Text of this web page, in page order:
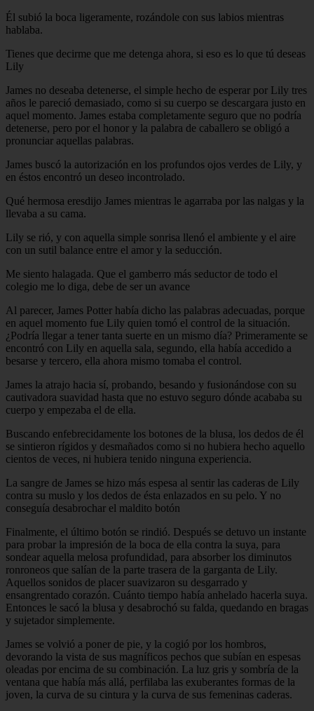
Él subió la boca ligeramente, rozándole con sus labios mientras
hablaba.
Tienes que decirme que me detenga ahora, si eso es lo que tú deseas
Lily
James no deseaba detenerse, el simple hecho de esperar por Lily tres
años le pareció demasiado, como si su cuerpo se descargara justo en
aquel momento. James estaba completamente seguro que no podría
detenerse, pero por el honor y la palabra de caballero se obligó a
pronunciar aquellas palabras.
James buscó la autorización en los profundos ojos verdes de Lily, y
en éstos encontró un deseo incontrolado.
Qué hermosa eresdijo James mientras le agarraba por las nalgas y la
llevaba a su cama.
Lily se rió, y con aquella simple sonrisa llenó el ambiente y el aire
con un sutil balance entre el amor y la seducción.
Me siento halagada. Que el gamberro más seductor de todo el
colegio me lo diga, debe de ser un avance
Al parecer, James Potter había dicho las palabras adecuadas, porque
en aquel momento fue Lily quien tomó el control de la situación.
¿Podría llegar a tener tanta suerte en un mismo día? Primeramente se
encontró con Lily en aquella sala, segundo, ella había accedido a
besarse y tercero, ella ahora mismo tomaba el control.
James la atrajo hacia sí, probando, besando y fusionándose con su
cautivadora suavidad hasta que no estuvo seguro dónde acababa su
cuerpo y empezaba el de ella.
Buscando enfebrecidamente los botones de la blusa, los dedos de él
se sintieron rígidos y desmañados como si no hubiera hecho aquello
cientos de veces, ni hubiera tenido ninguna experiencia.
La sangre de James se hizo más espesa al sentir las caderas de Lily
contra su muslo y los dedos de ésta enlazados en su pelo. Y no
conseguía desabrochar el maldito botón
Finalmente, el último botón se rindió. Después se detuvo un instante
para probar la impresión de la boca de ella contra la suya, para
sondear aquella melosa profundidad, para absorber los diminutos
ronroneos que salían de la parte trasera de la garganta de Lily.
Aquellos sonidos de placer suavizaron su desgarrado y
ensangrentado corazón. Cuánto tiempo había anhelado hacerla suya.
Entonces le sacó la blusa y desabrochó su falda, quedando en bragas
y sujetador simplemente.
James se volvió a poner de pie, y la cogió por los hombros,
devorando la vista de sus magníficos pechos que subían en espesas
oleadas por encima de su combinación. La luz gris y sombría de la
ventana que había más allá, perfilaba las exuberantes formas de la
joven, la curva de su cintura y la curva de sus femeninas caderas.